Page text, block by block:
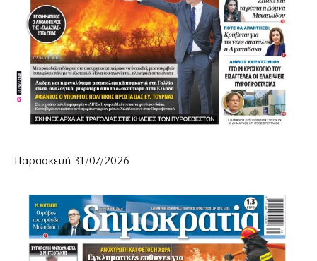
Παρασκευή 31/07/2026